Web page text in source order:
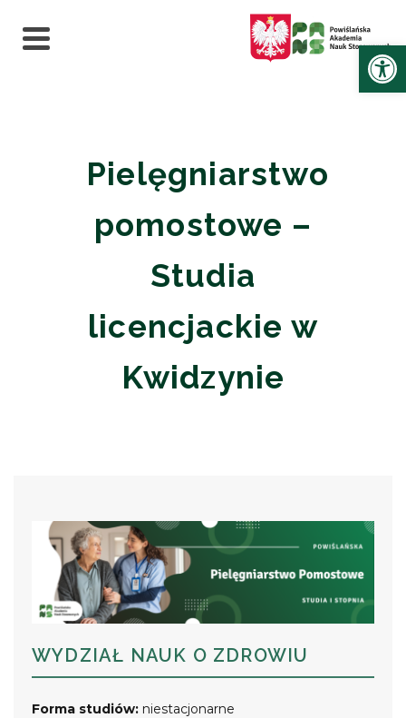
Pielęgniarstwo
pomostowe –
Studia
licencjackie w
Kwidzynie
WYDZIAŁ NAUK O ZDROWIU
Forma studiów: niestacjonarne